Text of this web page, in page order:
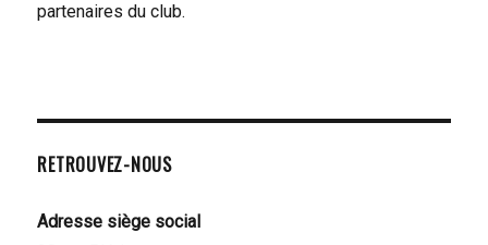
partenaires du club.
RETROUVEZ-NOUS
Adresse siège social